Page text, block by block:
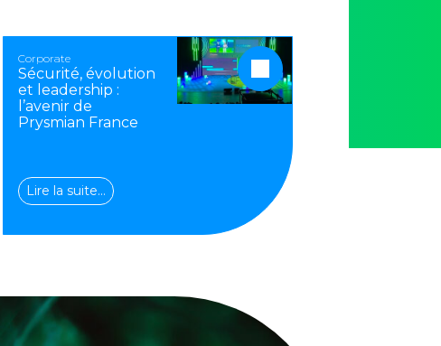
Corporate
Sécurité, évolution
et leadership :
l’avenir de
Prysmian France
Lire la suite…